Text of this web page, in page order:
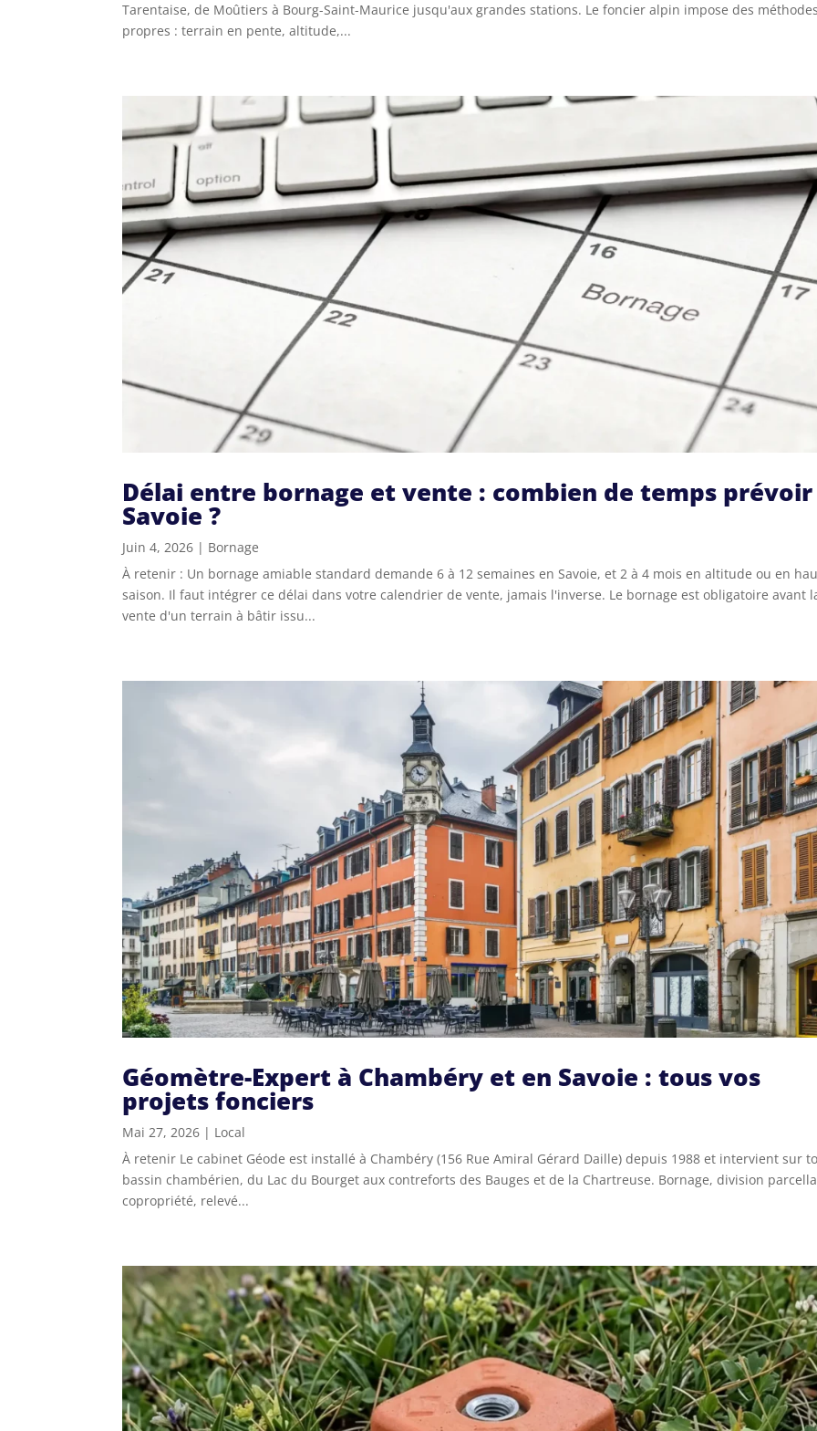
Tarentaise, de Moûtiers à Bourg-Saint-Maurice jusqu'aux grandes stations. Le foncier alpin impose des
propres : terrain en pente, altitude,...
Délai entre bornage et vente : combien de temps
Savoie ?
Juin 4, 2026 | Bornage
À retenir : Un bornage amiable standard demande 6 à 12 semaines en Savoie, et 2 à 4 mois en altitude ou en
saison. Il faut intégrer ce délai dans votre calendrier de vente, jamais l'inverse. Le bornage est obligatoire avant
vente d'un terrain à bâtir issu...
Géomètre-Expert à Chambéry et en Savoie : tous vos
projets fonciers
Mai 27, 2026 | Local
À retenir Le cabinet Géode est installé à Chambéry (156 Rue Amiral Gérard Daille) depuis 1988 et intervient sur
bassin chambérien, du Lac du Bourget aux contreforts des Bauges et de la Chartreuse. Bornage, division
copropriété, relevé...